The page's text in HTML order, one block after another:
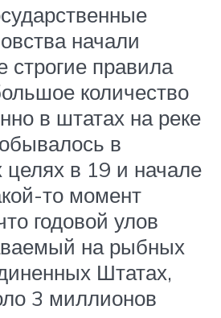
начали
строгие правила
количество
в штатах на реке
в
целях в 19 и начале
то момент
годовой улов
на рыбных
Штатах,
3 миллионов